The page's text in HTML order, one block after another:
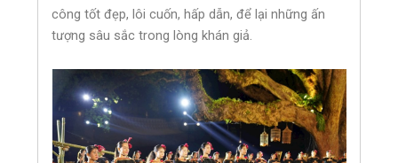
công tốt đẹp, lôi cuốn, hấp dẫn, để lại những ấn
tượng sâu sắc trong lòng khán giả.